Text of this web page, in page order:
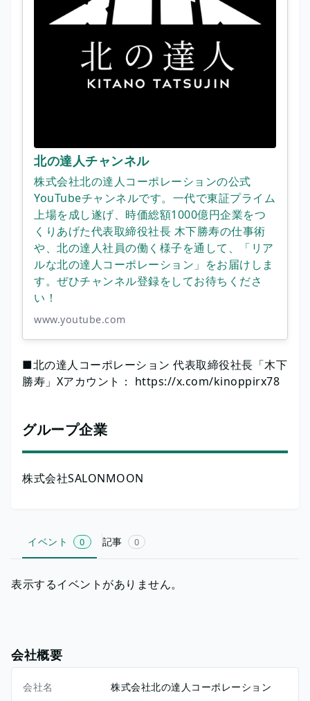
北の達人チャンネル
株式会社北の達人コーポレーションの公式
YouTubeチャンネルです。一代で東証プライム
上場を成し遂げ、時価総額1000億円企業をつ
くりあげた代表取締役社長 木下勝寿の仕事術
や、北の達人社員の働く様子を通して、「リア
ルな北の達人コーポレーション」をお届けしま
す。ぜひチャンネル登録をしてお待ちくださ
い！
www.youtube.com
■北の達人コーポレーション 代表取締役社長「木下
勝寿」Xアカウント： https://x.com/kinoppirx78
グループ企業
株式会社SALONMOON
イベント 0 記事 0
表示するイベントがありません。
会社概要
会社名 株式会社北の達人コーポレーション